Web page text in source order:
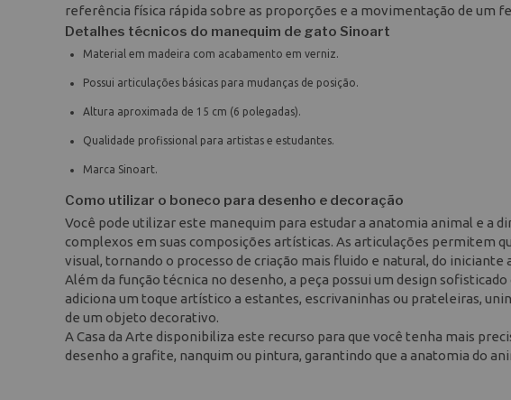
referência física rápida sobre as proporções e a movimentação de um
Detalhes técnicos do manequim de gato Sinoart
Material em madeira com acabamento em verniz.
Possui articulações básicas para mudanças de posição.
Altura aproximada de 15 cm (6 polegadas).
Qualidade profissional para artistas e estudantes.
Marca Sinoart.
Como utilizar o boneco para desenho e decoração
Você pode utilizar este manequim para estudar a anatomia animal e a
complexos em suas composições artísticas. As articulações permitem
visual, tornando o processo de criação mais fluido e natural, do iniciante
Além da função técnica no desenho, a peça possui um design
adiciona um toque artístico a estantes, escrivaninhas ou prateleiras,
de um objeto decorativo.
A Casa da Arte disponibiliza este recurso para que você tenha mais
desenho a grafite, nanquim ou pintura, garantindo que a anatomia do